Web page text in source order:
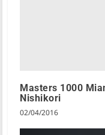
Masters 1000
Nishikori
02/04/2016